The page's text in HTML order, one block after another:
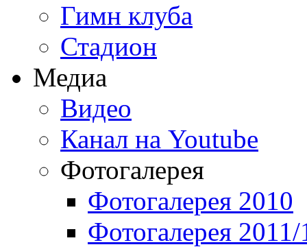
Гимн клуба
Стадион
Медиа
Видео
Канал на Youtube
Фотогалерея
Фотогалерея 2010
Фотогалерея 2011/